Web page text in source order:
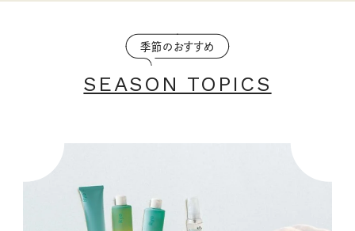
季節のおすすめ
SEASON TOPICS